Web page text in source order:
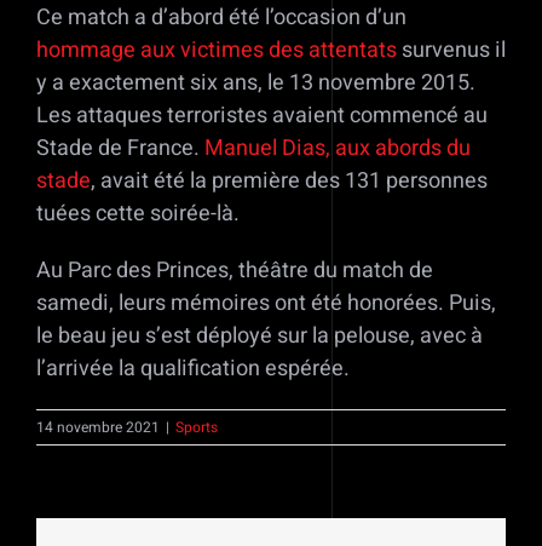
Ce match a d’abord été l’occasion d’un
hommage aux victimes des attentatssurvenus il
y a exactement six ans, le 13 novembre 2015.
Les attaques terroristes avaient commencé au
Stade de France. Manuel Dias, aux abords du
stade, avait été la première des 131 personnes
tuées cette soirée-là.
Au Parc des Princes, théâtre du match de
samedi, leurs mémoires ont été honorées. Puis,
le beau jeu s’est déployé sur la pelouse, avec à
l’arrivée la qualification espérée.
14 novembre 2021 | Sports